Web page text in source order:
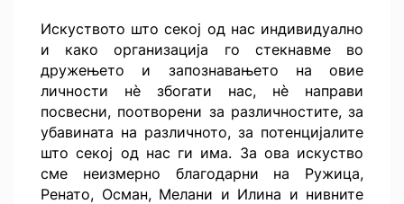
Искуството што секој од нас индивидуално
и како организација го стекнавме во
дружењето и запознавањето на овие
личности нѐ збогати нас, нѐ направи
посвесни, поотворени за различностите, за
убавината на различното, за потенцијалите
што секој од нас ги има. За ова искуство
сме неизмерно благодарни на Ружица,
Ренато, Осман, Мелани и Илина и нивните